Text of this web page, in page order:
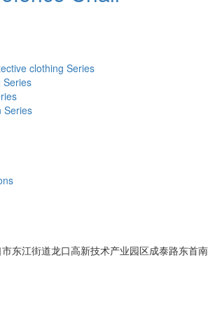
clothing Series
Series
Series
东江街道龙口高新技术产业园区成泰路东首